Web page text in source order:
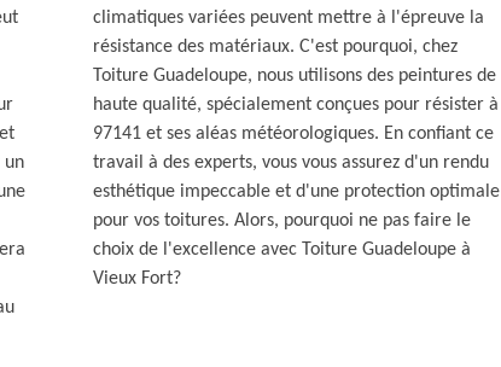
un
climatiques variées peuvent mettre à l'épreuve la
résistance des matériaux. C'est pourquoi, chez
Toiture Guadeloupe, nous utilisons des peintures de
haute qualité, spécialement conçues pour résister à
97141 et ses aléas météorologiques. En confiant ce
travail à des experts, vous vous assurez d'un rendu
esthétique impeccable et d'une protection optimale
pour vos toitures. Alors, pourquoi ne pas faire le
choix de l'excellence avec Toiture Guadeloupe à
Vieux Fort?